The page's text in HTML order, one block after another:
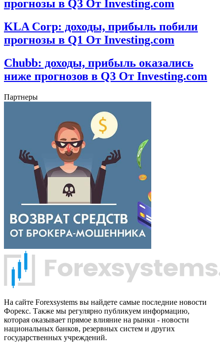
прогнозы в Q3 От Investing.com
KLA Corp: доходы, прибыль побили
прогнозы в Q1 От Investing.com
Chubb: доходы, прибыль оказались
ниже прогнозов в Q3 От Investing.com
Партнеры
На сайте Forexsystems вы найдете самые последние новости
Форекс. Также мы регулярно публикуем информацию,
которая оказывает прямое влияние на рынки - новости
национальных банков, резервных систем и других
государственных учреждений.